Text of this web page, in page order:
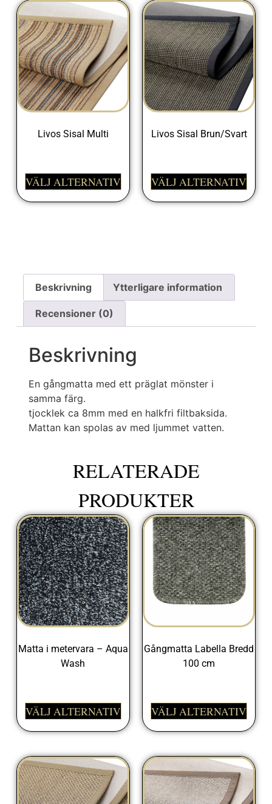
Livos Sisal Multi
VÄLJ ALTERNATIV
Livos Sisal Brun/Svart
VÄLJ ALTERNATIV
Matta i metervara – Aqua
Wash
VÄLJ ALTERNATIV
Gångmatta Labella Bredd
100 cm
VÄLJ ALTERNATIV
Beskrivning Ytterligare information
Recensioner (0)
Beskrivning
En gångmatta med ett präglat mönster i
samma färg.
tjocklek ca 8mm med en halkfri filtbaksida.
Mattan kan spolas av med ljummet vatten.
RELATERADE
PRODUKTER